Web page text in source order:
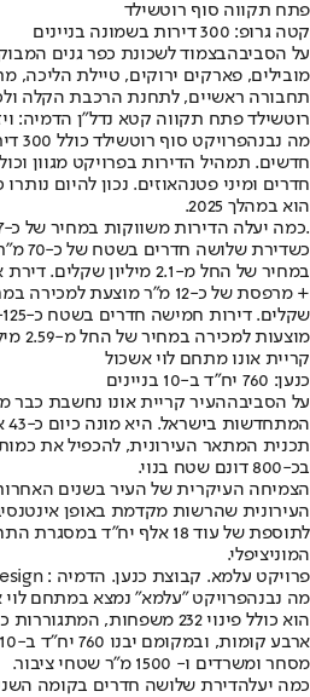
פתח תקווה סוף רוטשילד
קטה גרופ: 300 דירות בשמונה בניינים
על הסביבהבצמוד לשכונת כפר גנים
מובילים, פארקים ירוקים, טיילת הליכה,
תחבורה ראשיים, לתחנת הרכבת הקלה
רוטשילד פתח תקווה קטא נדל"ן הדמיה:
מה נבנה
חדשים. תמהיל הדירות בפרויקט מגוון
הוא במהלך 2025.
מוצעות למכירה במחיר של החל מ-2.59 מיליון שקלים.
קריית אונו מתחם לוי אשכול
כנען: 760 יח״ד ב-10 בניינים
על הסביבההעיר קריית אונו נחשבת
תכנית המתאר העירונית, להכפיל את
בכ-800 דונם שטח בנוי.
הצמיחה העיקרית של העיר בשנים
העירונית שהרשות מקדמת באופן
לתוספת של עוד 18 אלף יח"ד
המוניציפלי.
פרויקט עלמא. קבוצת כנען. הדמיה : 3Ddesign,
מה נבנהפרויקט "עלמא" נמצא במתחם לוי
מסחר ומשרדים ו- 1500 מ"ר שטחי ציבור.
כמה יעלהדירת שלושה חדרים בקומה השנייה ב-2.68